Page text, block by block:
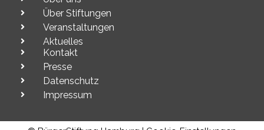
Über Stiftungen
Veranstaltungen
Aktuelles
Kontakt
Presse
Datenschutz
Impressum